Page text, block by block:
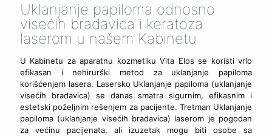
Uklanjanje papiloma odnosno
visećih bradavica i keratoza
laserom u našem Kabinetu
U Kabinetu za aparatnu kozmetiku Vita Elos se koristi vrlo
efikasan i nehirurški metod za uklanjanje papiloma
korišćenjem lasera. Lasersko Uklanjanje papiloma (uklanjanje
visećih bradavica) se danas smatra sigurnim, efikasnim i
estetski poželjnim rešenjem za pacijente. Tretman Uklanjanje
papiloma (uklanjanje visećih bradavica) laserom je pogodan
za većinu pacijenata, ali izuzetak mogu biti osobe sa